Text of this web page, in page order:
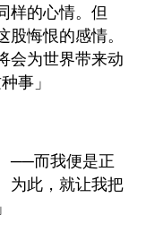
样的心情。但
悔恨的感情。
会为世界带来动
事」
──而我便是正
为此，就让我把